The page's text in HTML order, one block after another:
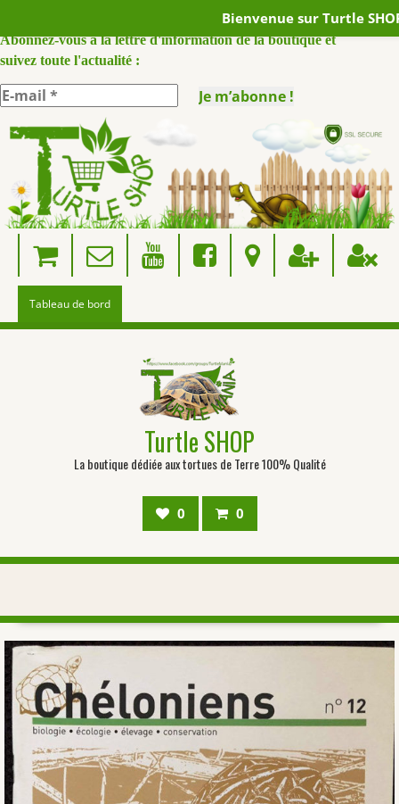
ABONNEZ VOUS A NOTRE NEWSLETTER :
Abonnez-vous à la lettre d'information de la boutique et
suivez toute l'actualité :
Skip
to
content
Tableau de bord
Turtle SHOP
La boutique dédiée aux tortues de Terre 100% Qualité
0 0
Bienvenue sur Turtle